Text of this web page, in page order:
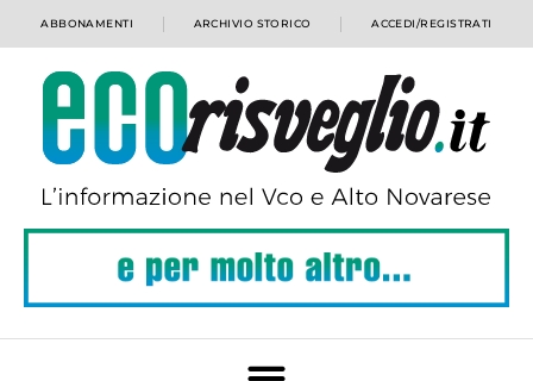
ABBONAMENTI ARCHIVIO STORICO ACCEDI/REGISTRATI